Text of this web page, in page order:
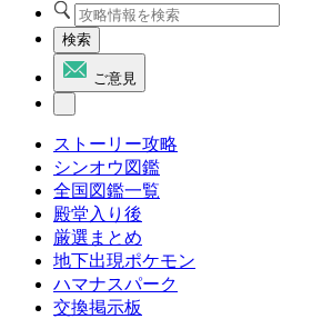
検索
ご意見
ストーリー攻略
シンオウ図鑑
全国図鑑一覧
殿堂入り後
厳選まとめ
地下出現ポケモン
ハマナスパーク
交換掲示板